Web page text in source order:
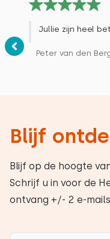
Jullie zijn heel
Peter van den
Blijf
Blijf op de hoogte
Schrijf u in voor de
ontvang +/- 2 e-